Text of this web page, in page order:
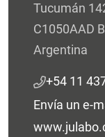
Tucumán
C1050AAD
Argentina
+54 11
Envía un e-